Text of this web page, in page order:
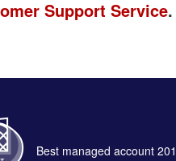
Support Service.
Best managed account